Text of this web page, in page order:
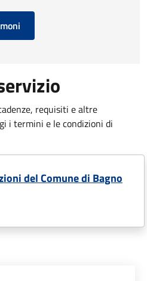
requisiti e altre
i termini e le condizioni di
del Comune di Bagno